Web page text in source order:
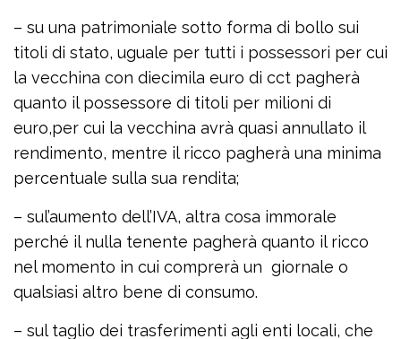
– su una patrimoniale sotto forma di bollo sui
titoli di stato, uguale per tutti i possessori per cui
la vecchina con diecimila euro di cct pagherà
quanto il possessore di titoli per milioni di
euro,per cui la vecchina avrà quasi annullato il
rendimento, mentre il ricco pagherà una minima
percentuale sulla sua rendita;
– sul’aumento dell’IVA, altra cosa immorale
perché il nulla tenente pagherà quanto il ricco
nel momento in cui comprerà un giornale o
qualsiasi altro bene di consumo.
– sul taglio dei trasferimenti agli enti locali, che